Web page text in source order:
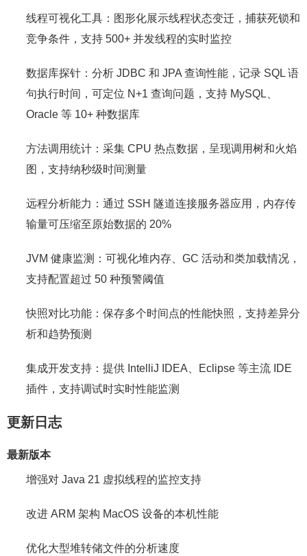
线程可视化工具：图形化展示线程状态变迁，捕获死锁和
竞争条件，支持 500+ 并发线程的实时监控
数据库探针：分析 JDBC 和 JPA 查询性能，记录 SQL 语
句执行时间，可定位 N+1 查询问题，支持 MySQL、
Oracle 等 10+ 种数据库
方法调用统计：采集 CPU 热点数据，呈现调用树和火焰
图，支持纳秒级时间测量
远程分析能力：通过 SSH 隧道连接服务器应用，内存传
输量可压缩至原始数据的 20%
JVM 健康监测：可视化堆内存、GC 活动和类加载情况，
支持配置超过 50 种预警阈值
快照对比功能：保存多个时间点的性能快照，支持差异分
析和趋势预测
集成开发支持：提供 IntelliJ IDEA、Eclipse 等主流 IDE
插件，支持调试时实时性能监测
更新日志
最新版本
增强对 Java 21 虚拟线程的监控支持
改进 ARM 架构 MacOS 设备的本机性能
优化大型堆转储文件的分析速度